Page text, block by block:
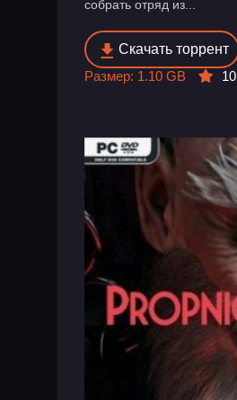
собрать отряд из...
Скачать торрент
Размер: 1.10 GB
10